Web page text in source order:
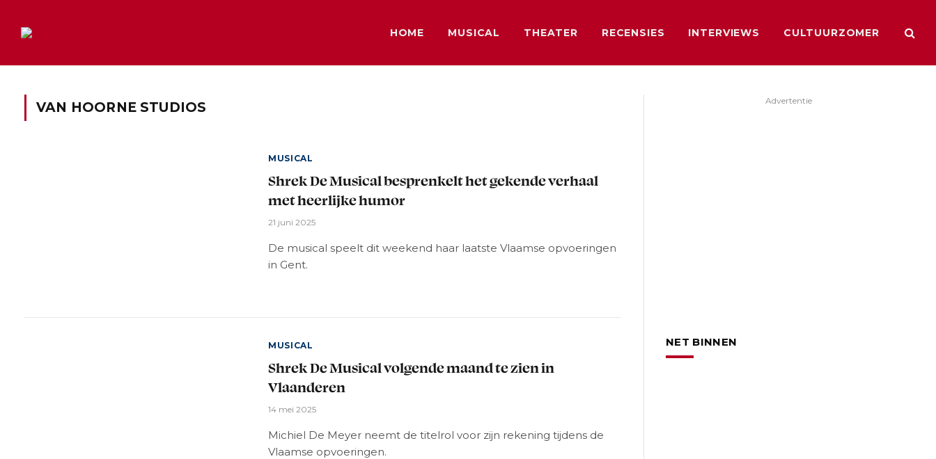
HOME MUSICAL THEATER RECENSIES INTERVIEWS CULTUURZOMER
VAN HOORNE STUDIOS
MUSICAL
Shrek De Musical besprenkelt het gekende verhaal
met heerlijke humor
21 juni 2025
De musical speelt dit weekend haar laatste Vlaamse opvoeringen
in Gent.
MUSICAL
Shrek De Musical volgende maand te zien in
Vlaanderen
14 mei 2025
Michiel De Meyer neemt de titelrol voor zijn rekening tijdens de
Vlaamse opvoeringen.
Advertentie
NET BINNEN